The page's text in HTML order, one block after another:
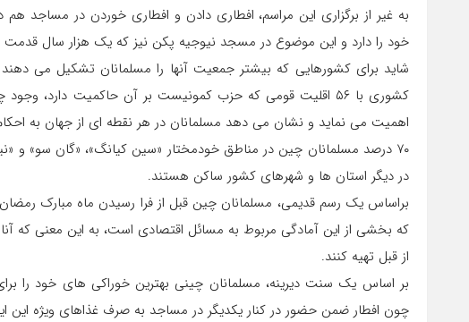
به غیر از برگزاری این مراسم، افطاری دادن و افطاری خوردن در
خود را دارد و این موضوع در مسجد نیوجیه پکن نیز که یک هزار سال
شاید برای کشورهایی که بیشتر جمعیت آنها را مسلمانان تشکیل می
کشوری با ۵۶ اقلیت قومی که حزب کمونیست بر آن حاکمیت
اهمیت می نماید و نشان می دهد مسلمانان در هر نقطه ای از جهان به
در دیگر استان ها و شهرهای کشور ساکن هستند.
براساس یک رسم قدیمی، مسلمانان چین قبل از فرا رسیدن ماه مبارک
که بخشی از این آمادگی مربوط به مسائل اقتصادی است، به این معنی که آنان
از قبل تهیه کنند.
بر اساس یک سنت دیرینه، مسلمانان چینی بهترین خوراکی های خود را
چون افطار ضمن حضور در کنار یکدیگر در مساجد به صرف غذاهای ویژه این